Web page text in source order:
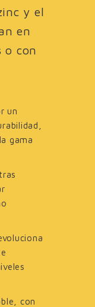
y el
en
o con
un
gama
con